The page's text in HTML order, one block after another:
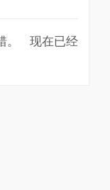
。 现在已经